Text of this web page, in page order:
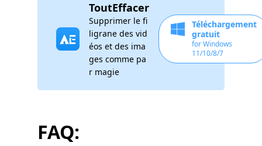
ToutEffacer
Supprimer le fi
ligrane des vid
éos et des ima
ges comme pa
r magie
Téléchargement
gratuit
for Windows
11/10/8/7
FAQ: